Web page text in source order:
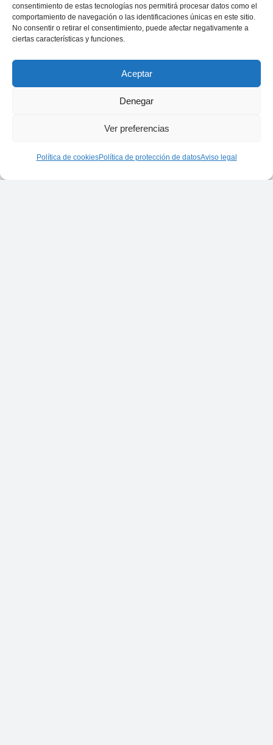
consentimiento de estas tecnologías nos permitirá procesar datos como el
comportamiento de navegación o las identificaciones únicas en este sitio.
No consentir o retirar el consentimiento, puede afectar negativamente a
ciertas características y funciones.
Aceptar
Denegar
Ver preferencias
Política de cookiesPolítica de protección de datosAviso legal
El Observatorio del Periodismo machista es una
iniciativa delGrupo de investigación Bitartez, de la
Universidad del País Vasco
Asociación de Mujeres Periodistas de Pikara Magazine
. Porque un periodismo machista